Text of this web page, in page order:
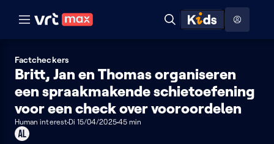
Naar hoofdinhoud Naar audiodescriptie Naar help
Zoeken
ontdekken
Factcheckers
Britt, Jan en Thomas organiseren
een spraakmakende schietoefening
voor een check over vooroordelen
Human interestDi 15/04/202545 min
Geschikt